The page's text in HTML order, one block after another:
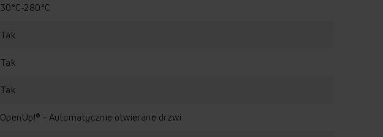
30°C-280°C
Tak
Tak
Tak
OpenUp!® - Automatycznie otwierane drzwi